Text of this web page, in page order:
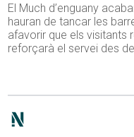
El Much d’enguany
hauran de tancar les
afavorir que els visitants
reforçarà el servei des